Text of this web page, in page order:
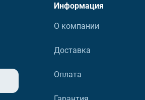
Информация
О компании
Доставка
Оплата